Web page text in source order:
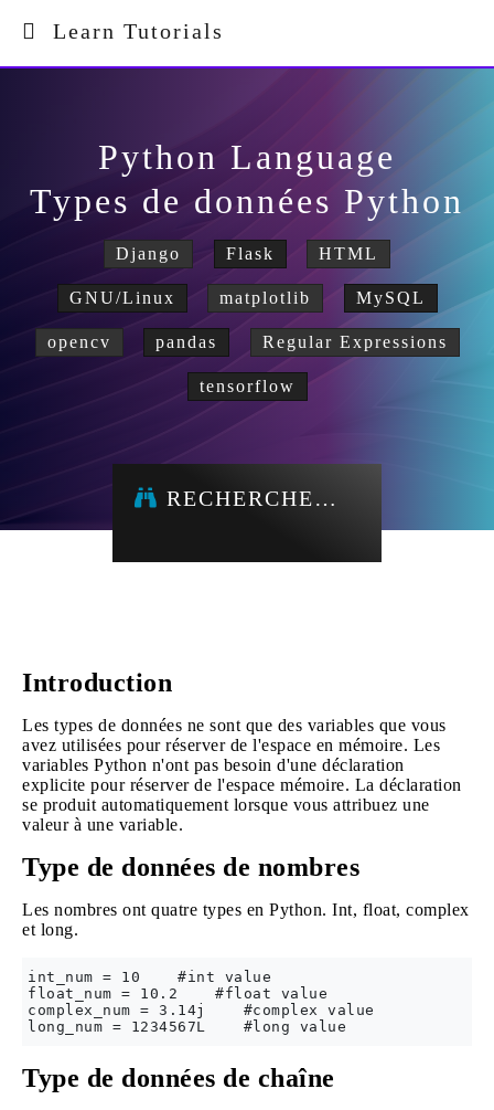
Learn Tutorials
Python Language
Types de données Python
Django Flask HTML
GNU/Linux matplotlib MySQL
opencv pandas Regular Expressions
tensorflow
RECHERCHE…
Introduction
Les types de données ne sont que des variables que vous
avez utilisées pour réserver de l'espace en mémoire. Les
variables Python n'ont pas besoin d'une déclaration
explicite pour réserver de l'espace mémoire. La déclaration
se produit automatiquement lorsque vous attribuez une
valeur à une variable.
Type de données de nombres
Les nombres ont quatre types en Python. Int, float, complex
et long.
int_num = 10    #int value
float_num = 10.2    #float value
complex_num = 3.14j    #complex value
Type de données de chaîne